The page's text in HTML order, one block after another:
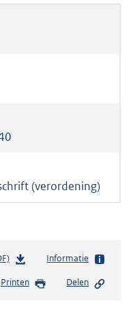
(verordening)
b
s
Informatie
Printen Delen